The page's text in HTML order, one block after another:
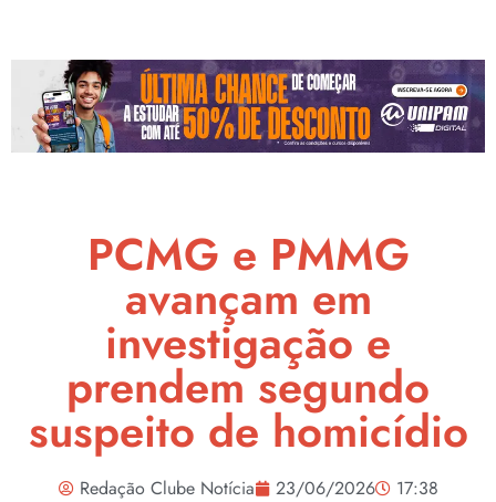
PCMG e PMMG
avançam em
investigação e
prendem segundo
suspeito de homicídio
Redação Clube Notícia 23/06/2026
17:38